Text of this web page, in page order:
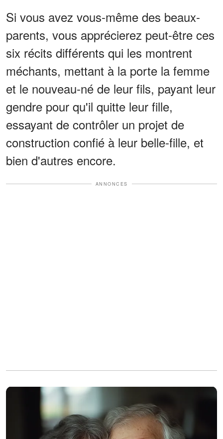
Si vous avez vous-même des beaux-
parents, vous apprécierez peut-être ces
six récits différents qui les montrent
méchants, mettant à la porte la femme
et le nouveau-né de leur fils, payant leur
gendre pour qu'il quitte leur fille,
essayant de contrôler un projet de
construction confié à leur belle-fille, et
bien d'autres encore.
ANNONCES